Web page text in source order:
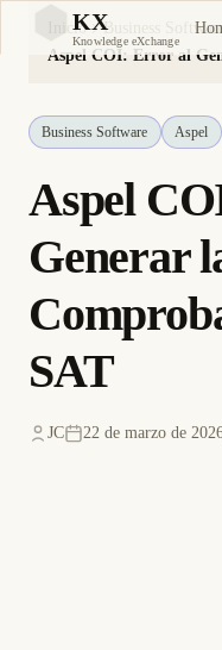
KX
Knowledge eXchange
Inicio
Business
Business Software Aspel
Aspel
Generar
SAT
JC 22 de marzo de